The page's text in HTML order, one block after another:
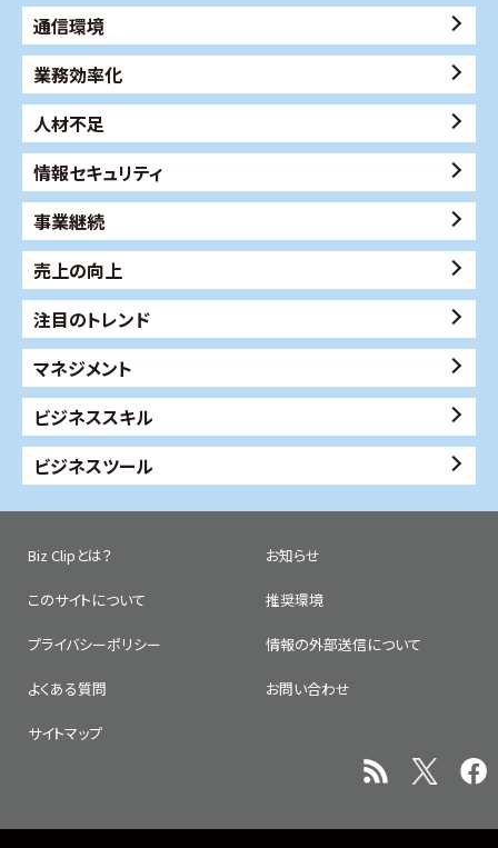
通信環境
業務効率化
人材不足
情報セキュリティ
事業継続
売上の向上
注目のトレンド
マネジメント
ビジネススキル
ビジネスツール
Biz Clipとは？ お知らせ
このサイトについて 推奨環境
プライバシーポリシー 情報の外部送信について
よくある質問 お問い合わせ
サイトマップ